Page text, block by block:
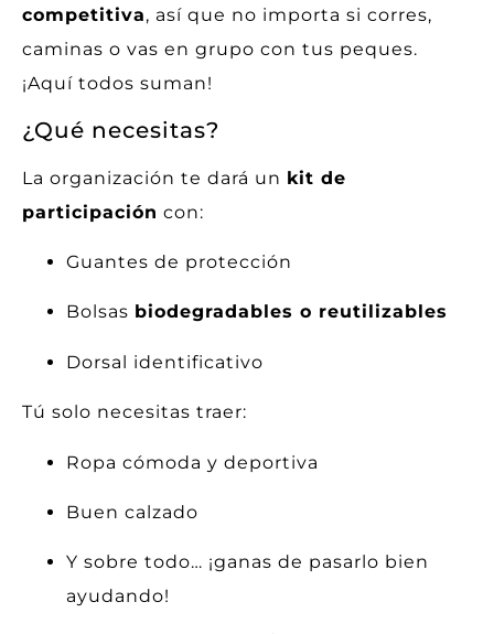
competitiva, así que no importa si corres,
caminas o vas en grupo con tus peques.
¡Aquí todos suman!
¿Qué necesitas?
La organización te dará un kit de
participación con:
Guantes de protección
Bolsas biodegradables o reutilizables
Dorsal identificativo
Tú solo necesitas traer:
Ropa cómoda y deportiva
Buen calzado
Y sobre todo… ¡ganas de pasarlo bien
ayudando!